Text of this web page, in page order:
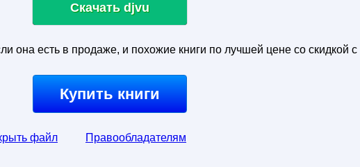
Скачать djvu
она есть в продаже, и похожие книги по лучшей цене со скидкой с
Купить книги
файл Правообладателям